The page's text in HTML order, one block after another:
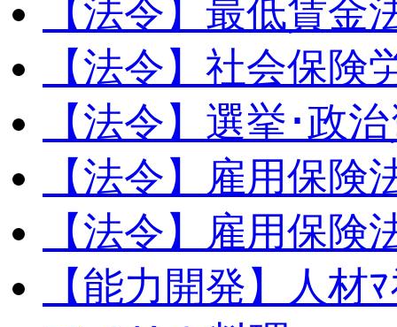
【法令】最低賃金
【法令】社会保険
【法令】選挙･政
【法令】雇用保険
【法令】雇用保険
【能力開発】人材